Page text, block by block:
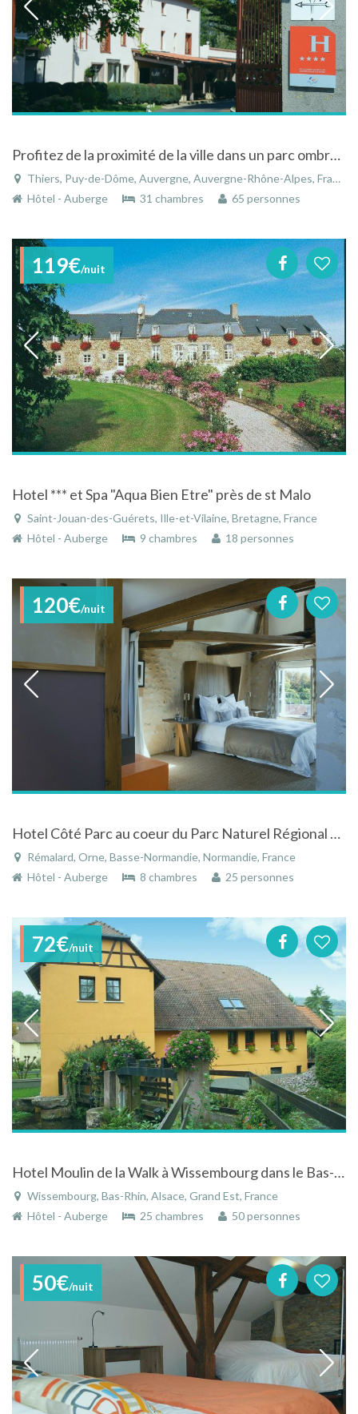
Profitez de la proximité de la ville dans un parc ombragé de 1.5ha
Thiers, Puy-de-Dôme, Auvergne, Auvergne-Rhône-Alpes, France
Hôtel - Auberge
31 chambres 65 personnes
119€/nuit
Hotel *** et Spa "Aqua Bien Etre" près de st Malo
Saint-Jouan-des-Guérets, Ille-et-Vilaine, Bretagne, France
Hôtel - Auberge
9 chambres 18 personnes
120€/nuit
Hotel Côté Parc au coeur du Parc Naturel Régional du Perche
Rémalard, Orne, Basse-Normandie, Normandie, France
Hôtel - Auberge
8 chambres 25 personnes
72€/nuit
Hotel Moulin de la Walk à Wissembourg dans le Bas-Rhin
Wissembourg, Bas-Rhin, Alsace, Grand Est, France
Hôtel - Auberge
25 chambres 50 personnes
50€/nuit